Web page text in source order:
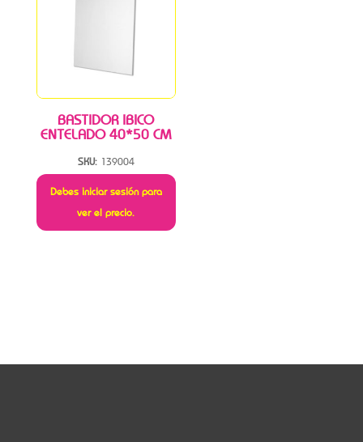
BASTIDOR IBICO
ENTELADO 40*50 CM
SKU: 139004
Debes iniciar sesión para
ver el precio.